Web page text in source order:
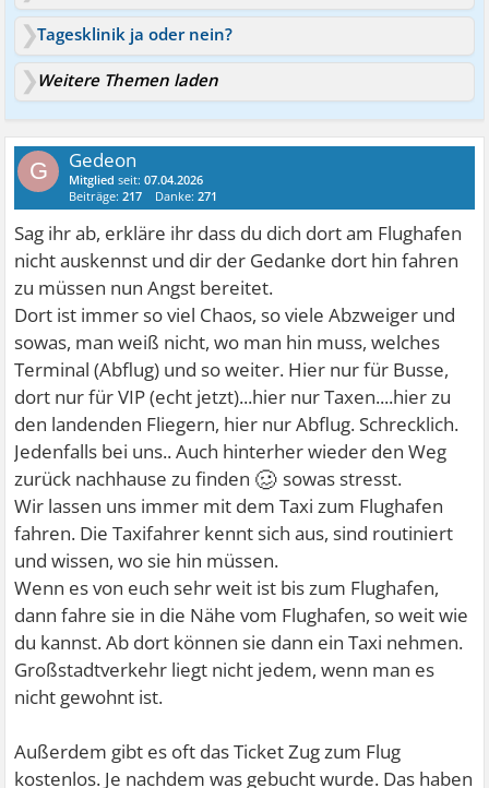
Tagesklinik ja oder nein?
Weitere Themen laden
G Gedeon
Mitglied seit:07.04.2026
Beiträge:217 Danke:271
Sag ihr ab, erkläre ihr dass du dich dort am Flughafen
nicht auskennst und dir der Gedanke dort hin fahren
zu müssen nun Angst bereitet.
Dort ist immer so viel Chaos, so viele Abzweiger und
sowas, man weiß nicht, wo man hin muss, welches
Terminal (Abflug) und so weiter. Hier nur für Busse,
dort nur für VIP (echt jetzt)...hier nur Taxen....hier zu
den landenden Fliegern, hier nur Abflug. Schrecklich.
Jedenfalls bei uns.. Auch hinterher wieder den Weg
zurück nachhause zu finden 🥴 sowas stresst.
Wir lassen uns immer mit dem Taxi zum Flughafen
fahren. Die Taxifahrer kennt sich aus, sind routiniert
und wissen, wo sie hin müssen.
Wenn es von euch sehr weit ist bis zum Flughafen,
dann fahre sie in die Nähe vom Flughafen, so weit wie
du kannst. Ab dort können sie dann ein Taxi nehmen.
Großstadtverkehr liegt nicht jedem, wenn man es
nicht gewohnt ist.
Außerdem gibt es oft das Ticket Zug zum Flug
kostenlos. Je nachdem was gebucht wurde. Das haben